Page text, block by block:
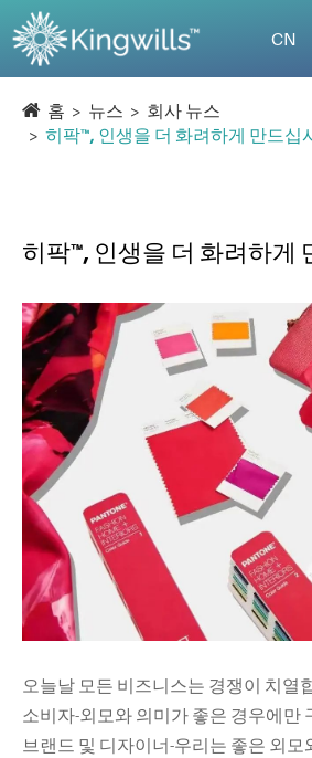
CN
홈 뉴스
회사 뉴스
히팍™, 인생을 더 화려하게 만드십
히팍™, 인생을 더 화려하게
오늘날 모든 비즈니스는 경쟁이 치열
소비자-외모와 의미가 좋은 경우에만
브랜드 및 디자이너-우리는 좋은 외모